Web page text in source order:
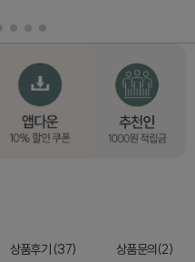
상품후기 (37) 상품문의(2)